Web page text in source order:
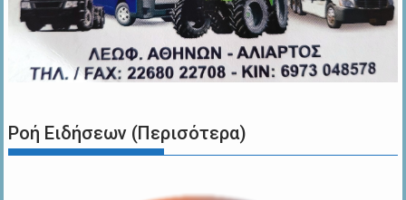
Ροή Ειδήσεων (Περισότερα)